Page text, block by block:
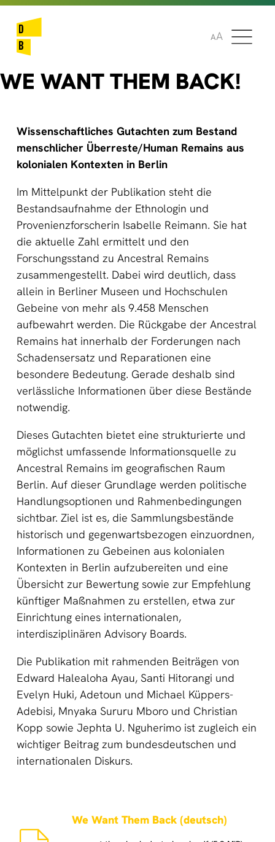
AA
WE WANT THEM BACK!
Wissenschaftliches Gutachten zum Bestand
menschlicher Überreste/Human Remains aus
kolonialen Kontexten in Berlin
Im Mittelpunkt der Publikation steht die
Bestandsaufnahme der Ethnologin und
Provenienzforscherin Isabelle Reimann. Sie hat
die aktuelle Zahl ermittelt und den
Forschungsstand zu Ancestral Remains
zusammengestellt. Dabei wird deutlich, dass
allein in Berliner Museen und Hochschulen
Gebeine von mehr als 9.458 Menschen
aufbewahrt werden. Die Rückgabe der Ancestral
Remains hat innerhalb der Forderungen nach
Schadensersatz und Reparationen eine
besondere Bedeutung. Gerade deshalb sind
verlässliche Informationen über diese Bestände
notwendig.
Dieses Gutachten bietet eine strukturierte und
möglichst umfassende Informationsquelle zu
Ancestral Remains im geografischen Raum
Berlin. Auf dieser Grundlage werden politische
Handlungsoptionen und Rahmenbedingungen
sichtbar. Ziel ist es, die Sammlungsbestände
historisch und gegenwartsbezogen einzuordnen,
Informationen zu Gebeinen aus kolonialen
Kontexten in Berlin aufzubereiten und eine
Übersicht zur Bewertung sowie zur Empfehlung
künftiger Maßnahmen zu erstellen, etwa zur
Einrichtung eines internationalen,
interdisziplinären Advisory Boards.
Die Publikation mit rahmenden Beiträgen von
Edward Halealoha Ayau, Santi Hitorangi und
Evelyn Huki, Adetoun und Michael Küppers-
Adebisi, Mnyaka Sururu Mboro und Christian
Kopp sowie Jephta U. Nguherimo ist zugleich ein
wichtiger Beitrag zum bundesdeutschen und
internationalen Diskurs.
We Want Them Back (deutsch)